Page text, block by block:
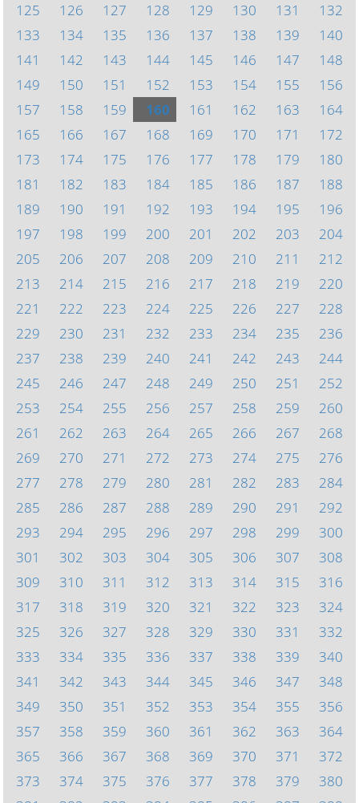
125
126 127 128 129 130 131
132
133
134 135 136 137 138 139
140
141
142 143 144 145 146 147
148
149
150 151 152 153 154 155
156
157
158 159 160 161 162 163
164
165
166 167 168 169 170 171
172
173
174 175 176 177 178 179
180
181
182 183 184 185 186 187
188
189
190 191 192 193 194 195
196
197
198 199 200 201 202 203
204
205
206 207 208 209 210 211
212
213
214 215 216 217 218 219
220
221
222 223 224 225 226 227
228
229
230 231 232 233 234 235
236
237
238 239 240 241 242 243
244
245
246 247 248 249 250 251
252
253
254 255 256 257 258 259
260
261
262 263 264 265 266 267
268
269
270 271 272 273 274 275
276
277
278 279 280 281 282 283
284
285
286 287 288 289 290 291
292
293
294 295 296 297 298 299
300
301
302 303 304 305 306 307
308
309
310 311 312 313 314 315
316
317
318 319 320 321 322 323
324
325
326 327 328 329 330 331
332
333
334 335 336 337 338 339
340
341
342 343 344 345 346 347
348
349
350 351 352 353 354 355
356
357
358 359 360 361 362 363
364
365
366 367 368 369 370 371
372
373
374 375 376 377 378 379
380